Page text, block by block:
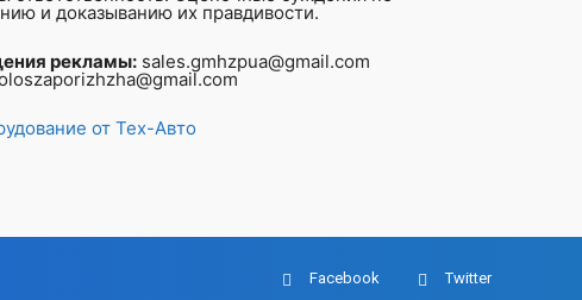
и доказыванию их правдивости.
рекламы: sales.gmhzpua@gmail.com
от Тех-Авто
Facebook Twitter